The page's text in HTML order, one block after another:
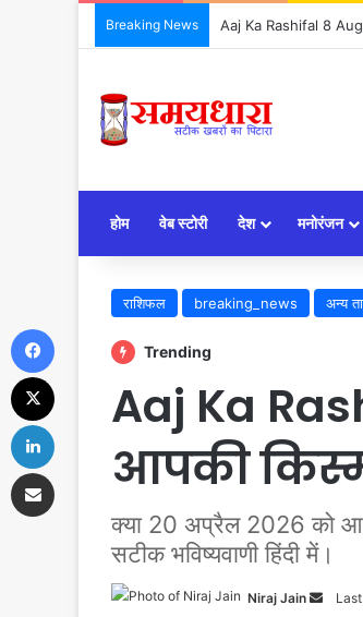
Breaking News Aaj Ka Rashifal 8
होम वेब स्टोरी देश मनोरंजन
राशिफल breaking_news अन्य
Trending
Aaj Ka
आपकी
क्या 20 अप्रैल 2026 को
सटीक भविष्यवाणी हिंदी में।
Niraj Jain
Send